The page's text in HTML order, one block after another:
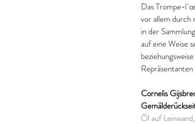
Das Trompe-
vor allem durch
in der
auf eine Weise
Cornelis
Öl auf